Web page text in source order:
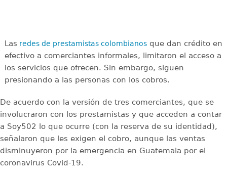
Las redes de prestamistas colombianosque dan crédito en
efectivo a comerciantes informales, limitaron el acceso a
los servicios que ofrecen. Sin embargo, siguen
presionando a las personas con los cobros.
De acuerdo con la versión de tres comerciantes, que se
involucraron con los prestamistas y que acceden a contar
a Soy502 lo que ocurre (con la reserva de su identidad),
señalaron que les exigen el cobro, aunque las ventas
disminuyeron por la emergencia en Guatemala por el
coronavirus Covid-19.